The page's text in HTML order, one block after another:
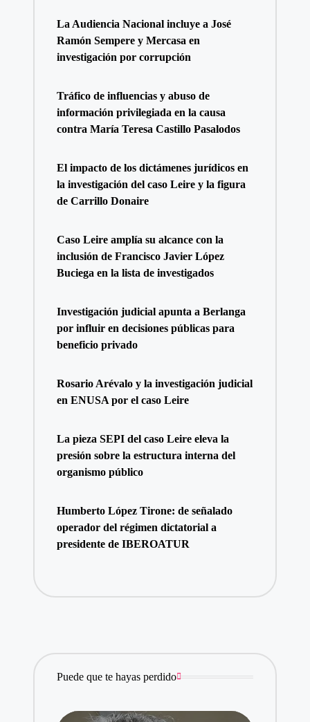
La Audiencia Nacional incluye a José
Ramón Sempere y Mercasa en
investigación por corrupción
Tráfico de influencias y abuso de
información privilegiada en la causa
contra María Teresa Castillo Pasalodos
El impacto de los dictámenes jurídicos en
la investigación del caso Leire y la figura
de Carrillo Donaire
Caso Leire amplía su alcance con la
inclusión de Francisco Javier López
Buciega en la lista de investigados
Investigación judicial apunta a Berlanga
por influir en decisiones públicas para
beneficio privado
Rosario Arévalo y la investigación judicial
en ENUSA por el caso Leire
La pieza SEPI del caso Leire eleva la
presión sobre la estructura interna del
organismo público
Humberto López Tirone: de señalado
operador del régimen dictatorial a
presidente de IBEROATUR
Puede que te hayas perdido